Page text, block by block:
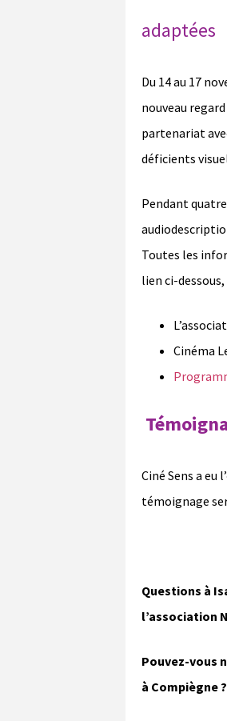
adaptées
Du 14 au 17
nouveau
partenariat
déficients
Pendant
Toutes les
lien ci-
Cinéma
Ciné Sens a eu
témoignage
Questions à
l’association
Pouvez-vous
à Compiègne ?